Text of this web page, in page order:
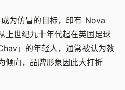
为仿冒的目标，印有 Nova
上世纪九十年代起在英国足球
」的年轻人，通常被认为教
倾向，品牌形象因此大打折